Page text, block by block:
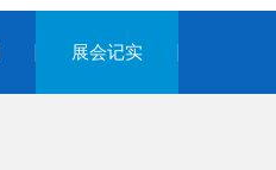
展会记实